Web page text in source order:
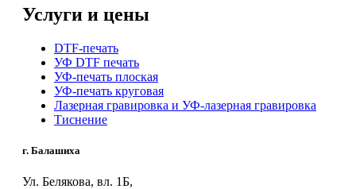
Услуги и цены
DTF-печать
УФ DTF печать
УФ-печать плоская
УФ-печать круговая
Лазерная гравировка и УФ-лазерная гравировка
Тиснение
г. Балашиха
Ул. Белякова, вл. 1Б,